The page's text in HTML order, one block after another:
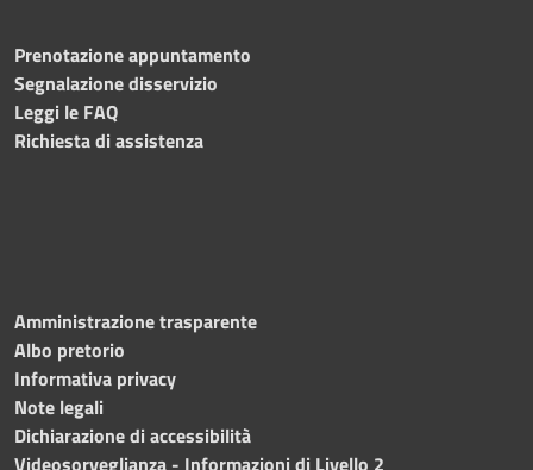
Prenotazione appuntamento
Segnalazione disservizio
Leggi le FAQ
Richiesta di assistenza
Amministrazione trasparente
Albo pretorio
Informativa privacy
Note legali
Dichiarazione di accessibilità
Videosorveglianza - Informazioni di Livello 2